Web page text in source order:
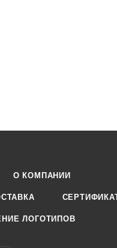
О КОМПАНИИ
ЛОГОТИПОВ